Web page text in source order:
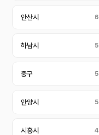
안산시
하남시
중구
안양시
시흥시